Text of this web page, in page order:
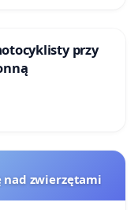
przy
nad zwierzętami